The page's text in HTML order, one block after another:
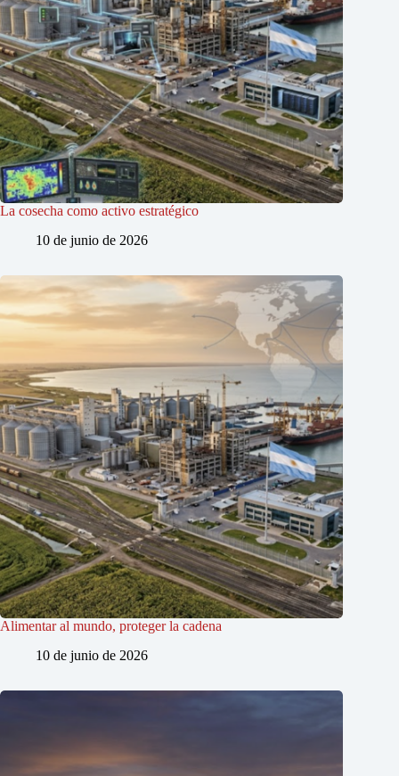
La cosecha como activo estratégico
10 de junio de 2026
Alimentar al mundo, proteger la cadena
10 de junio de 2026